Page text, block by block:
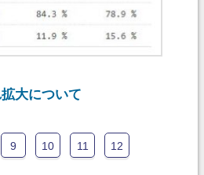
大について
9 10 11 12